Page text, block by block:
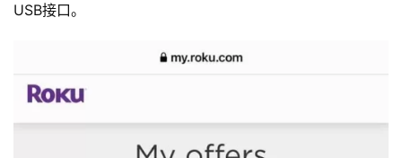
USB接口。